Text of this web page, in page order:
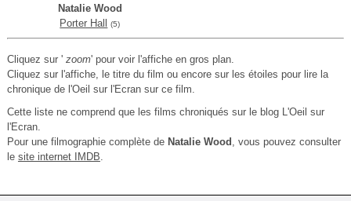
Natalie Wood
Porter Hall
(5)
Cliquez sur ' zoom' pour voir l'affiche en gros plan.
Cliquez sur l'affiche, le titre du film ou encore sur les étoiles pour lire la
chronique de l'Oeil sur l'Ecran sur ce film.
Cette liste ne comprend que les films chroniqués sur le blog L'Oeil sur
l'Ecran.
Pour une filmographie complète de Natalie Wood , vous pouvez consulter
le site internet IMDB.